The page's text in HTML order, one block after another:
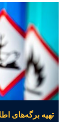
تهیه برگه‌های